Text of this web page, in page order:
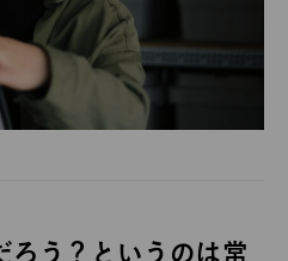
ろう？というのは常